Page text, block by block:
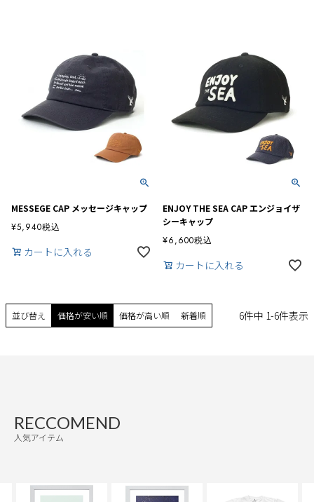
MESSEGE CAP メッセージキャップ
¥5,940税込
カートに入れる
ENJOY THE SEA CAP エンジョイザ
シーキャップ
¥6,600税込
カートに入れる
並び替え 価格が安い順 価格が高い順 新着順 6件中 1-6件表示
RECCOMEND
人気アイテム